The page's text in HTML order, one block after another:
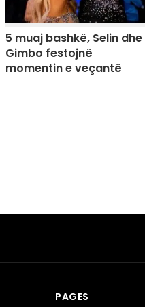
5 muaj bashkë, Selin dhe
Gimbo festojnë
momentin e veçantë
PAGES